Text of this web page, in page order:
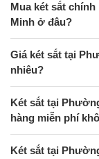
Mua két sắt
Minh ở đâu?
Giá két sắt tại
nhiêu?
Két sắt tại
hàng miễn phí
Két sắt tại